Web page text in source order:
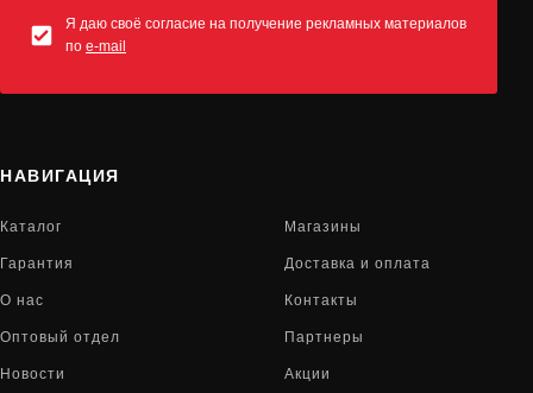
Я даю своё согласие на получение рекламных материалов
по e-mail
НАВИГАЦИЯ
Каталог Магазины
Гарантия Доставка и оплата
О нас Контакты
Оптовый отдел Партнеры
Новости Акции